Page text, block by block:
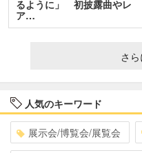
るように」 初披露曲やレ
ア…
さ
人気のキーワード
展示会/博覧会/展覧会